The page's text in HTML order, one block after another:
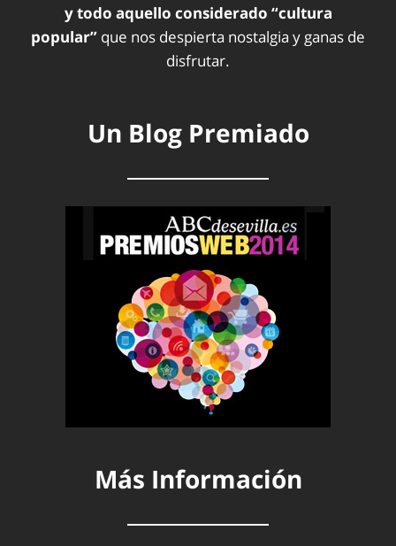
y todo aquello considerado “cultura
popular” que nos despierta nostalgia y ganas de
disfrutar.
Un Blog Premiado
Más Información